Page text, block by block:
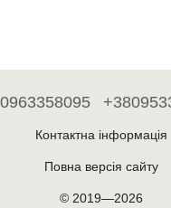
Контактна інформація
Повна версія сайту
© 2019—2026